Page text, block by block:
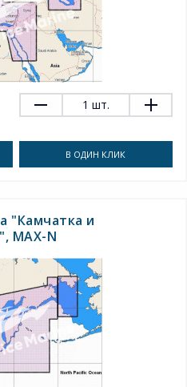
1 шт.
В ОДИН КЛИК
"Камчатка и
MAX-N